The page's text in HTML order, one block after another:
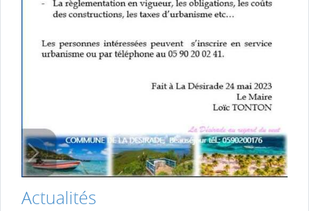
Actualités